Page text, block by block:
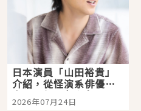
日本演員「山田裕貴」
介紹，從怪演系俳優走
向國民級日劇主角
2026年07月24日